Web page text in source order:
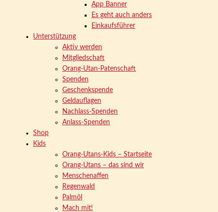
App Banner
Es geht auch anders
Einkaufsführer
Unterstützung
Aktiv werden
Mitgliedschaft
Orang-Utan-Patenschaft
Spenden
Geschenkspende
Geldauflagen
Nachlass-Spenden
Anlass-Spenden
Shop
Kids
Orang-Utans-Kids – Startseite
Orang-Utans – das sind wir
Menschenaffen
Regenwald
Palmöl
Mach mit!